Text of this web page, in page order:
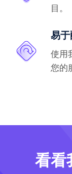
目。
易
使用
您的
看看